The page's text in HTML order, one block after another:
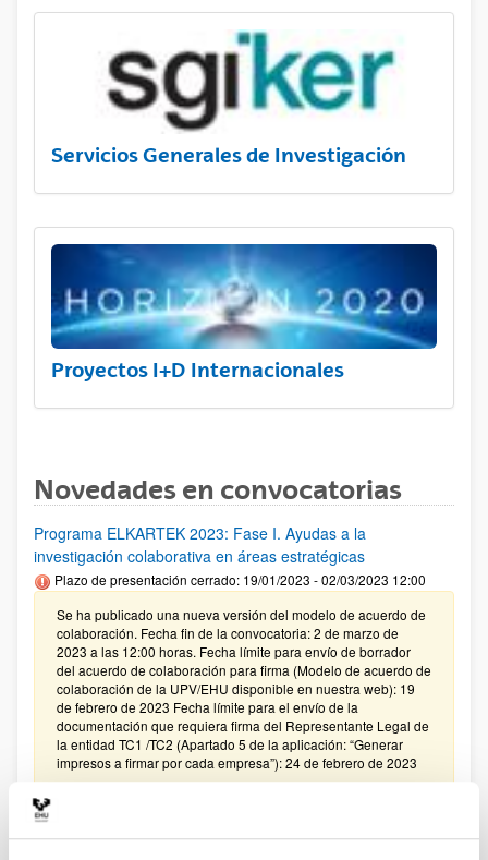
Servicios Generales de Investigación
Proyectos I+D Internacionales
Novedades en convocatorias
Programa ELKARTEK 2023: Fase I. Ayudas a la
investigación colaborativa en áreas estratégicas
Plazo de presentación cerrado: 19/01/2023 - 02/03/2023 12:00
Se ha publicado una nueva versión del modelo de acuerdo de
colaboración. Fecha fin de la convocatoria: 2 de marzo de
2023 a las 12:00 horas. Fecha límite para envío de borrador
del acuerdo de colaboración para firma (Modelo de acuerdo de
colaboración de la UPV/EHU disponible en nuestra web): 19
de febrero de 2023 Fecha límite para el envío de la
documentación que requiera firma del Representante Legal de
la entidad TC1 /TC2 (Apartado 5 de la aplicación: “Generar
impresos a firmar por cada empresa”): 24 de febrero de 2023
FUNDACIÓN BBVA-CONVOCATORIA 2022- PROGRAMA DE
INVESTIGACIÓN FUNDAMENTOS